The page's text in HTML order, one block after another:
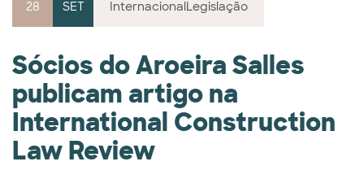
28 SET InternacionalLegislação
Sócios do Aroeira Salles
publicam artigo na
International Construction
Law Review